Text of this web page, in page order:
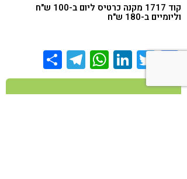
קוד 1717 מקנה כרטיס ליום ב-100 ש"ח
וליומיים ב-180 ש"ח
Facebook
Twitter
LinkedIn
WhatsApp
Telegram